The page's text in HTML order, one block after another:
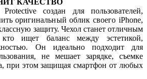
создан для пользователей,
оригинальный облик своего iPhone,
защиту. Чехол станет отличным
ищет баланс между эстетикой,
Он идеально подходит для
не мешает зарядке, съемке
при этом защищая смартфон от любых